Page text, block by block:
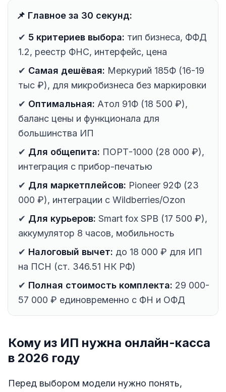
📌 Главное за 30 секунд:
✔ 5 критериев выбора: тип бизнеса, ФФД
1.2, реестр ФНС, интерфейс, цена
✔ Самая дешёвая: Меркурий 185Ф (16-19
тыс ₽), для микробизнеса без маркировки
✔ Оптимальная: Атол 91Ф (18 500 ₽),
баланс цены и функционала для
большинства ИП
✔ Для общепита: ПОРТ-1000 (28 000 ₽),
интеграция с прибор-печатью
✔ Для маркетплейсов: Pioneer 92Ф (23
000 ₽), интеграции с Wildberries/Ozon
✔ Для курьеров: Smart fox SPB (17 500 ₽),
аккумулятор 8 часов, мобильность
✔ Налоговый вычет: до 18 000 ₽ для ИП
на ПСН (ст. 346.51 НК РФ)
✔ Полная стоимость комплекта: 29 000-
57 000 ₽ единовременно с ФН и ОФД
Кому из ИП нужна онлайн-касса
в 2026 году
Перед выбором модели нужно понять,